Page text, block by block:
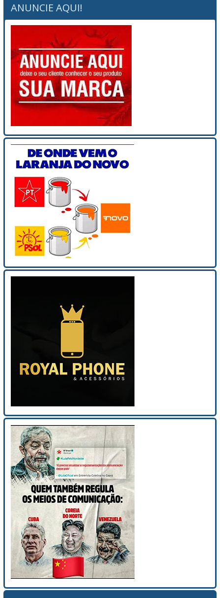
ANUNCIE AQUI!